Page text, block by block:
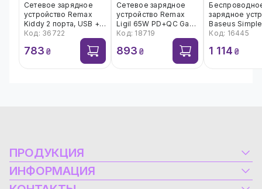
Сетевое зарядное
устройство Remax
Kiddy 2 порта, USB +
Type-C 65W (RP-
Код: 36722
783 ₴
Сетевое зарядное
устройство Remax
Ligil 65W PD+QC GaN
Белый (RP-U55)
Код: 18719
893 ₴
зарядное
Baseus
in 1 Crystal
Код: 16445
1 114 ₴
ПРОДУКЦИЯ
Электрооборудование
Альтернативная энергетика
ИНФОРМАЦИЯ